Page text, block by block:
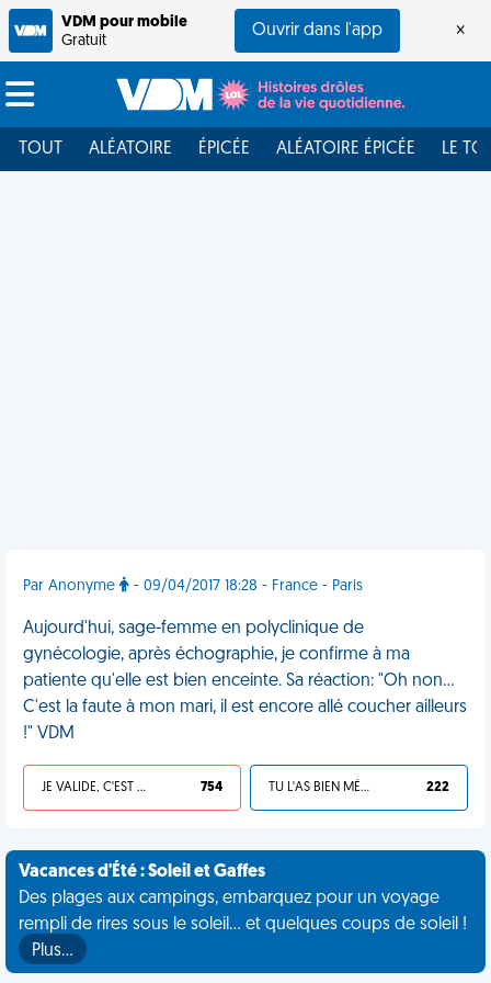
VDM pour mobile
Gratuit
Ouvrir dans l'app ×
TOUT ALÉATOIRE ÉPICÉE ALÉATOIRE ÉPICÉE LE
Par Anonyme - 09/04/2017 18:28 - France - Paris
Aujourd'hui, sage-femme en polyclinique de
gynécologie, après échographie, je confirme à ma
patiente qu'elle est bien enceinte. Sa réaction: "Oh non...
C'est la faute à mon mari, il est encore allé coucher ailleurs
!" VDM
JE VALIDE, C'EST UNE VDM 754 TU L'AS BIEN MÉRITÉ 222
Vacances d'Été : Soleil et Gaffes
Des plages aux campings, embarquez pour un voyage
rempli de rires sous le soleil... et quelques coups de soleil !
Plus…